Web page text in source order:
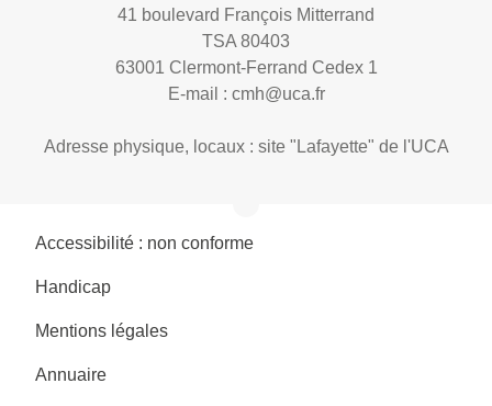
41 boulevard François Mitterrand
TSA 80403
63001 Clermont-Ferrand Cedex 1
E-mail : cmh@uca.fr
Adresse physique, locaux : site "Lafayette" de l'UCA
Accessibilité : non conforme
Handicap
Mentions légales
Annuaire